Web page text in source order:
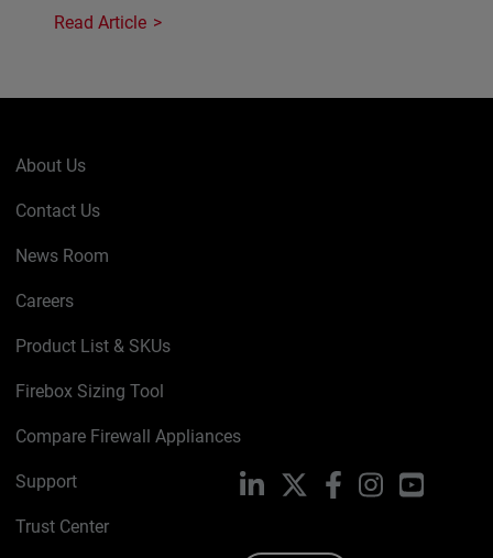
Read Article
About Us
Contact Us
News Room
Careers
Product List & SKUs
Firebox Sizing Tool
Compare Firewall Appliances
Support
Trust Center
LinkedIn FacebookInstagramYouTube